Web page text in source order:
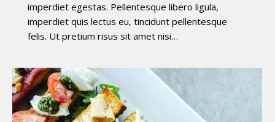
imperdiet egestas. Pellentesque libero ligula,
imperdiet quis lectus eu, tincidunt pellentesque
felis. Ut pretium risus sit amet nisi…